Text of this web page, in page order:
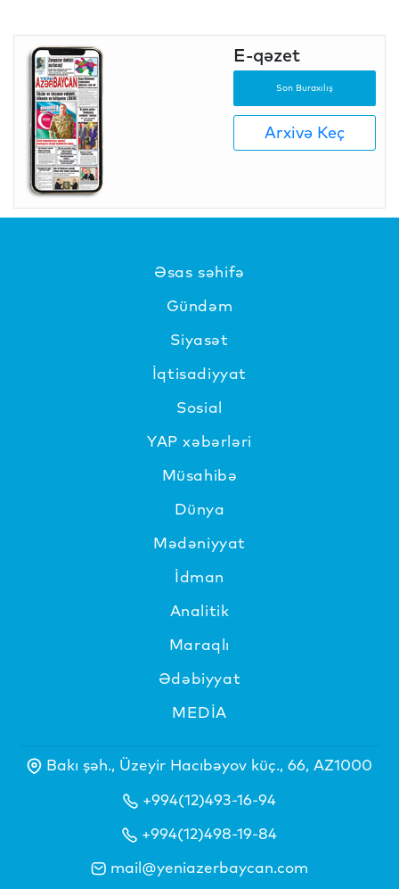
E-qəzet
Son Buraxılış
Arxivə Keç
Əsas səhifə
Gündəm
Siyasət
İqtisadiyyat
Sosial
YAP xəbərləri
Müsahibə
Dünya
Mədəniyyat
İdman
Analitik
Maraqlı
Ədəbiyyat
MEDİA
Bakı şəh., Üzeyir Hacıbəyov küç., 66, AZ1000
+994(12)493-16-94
+994(12)498-19-84
mail@yeniazerbaycan.com